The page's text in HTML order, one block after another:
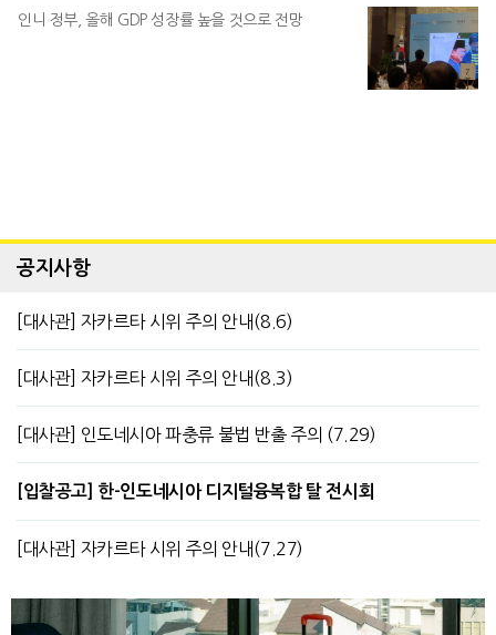
인니 정부, 올해 GDP 성장률 높을 것으로 전망
공지사항
[대사관] 자카르타 시위 주의 안내(8.6)
[대사관] 자카르타 시위 주의 안내(8.3)
[대사관] 인도네시아 파충류 불법 반출 주의 (7.29)
[입찰공고] 한-인도네시아 디지털융복합 탈 전시회
[대사관] 자카르타 시위 주의 안내(7.27)